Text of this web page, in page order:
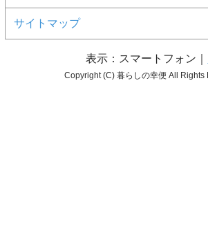
サイトマップ
表示：スマートフォン｜
Copyright (C) 暮らしの幸便 All Rights